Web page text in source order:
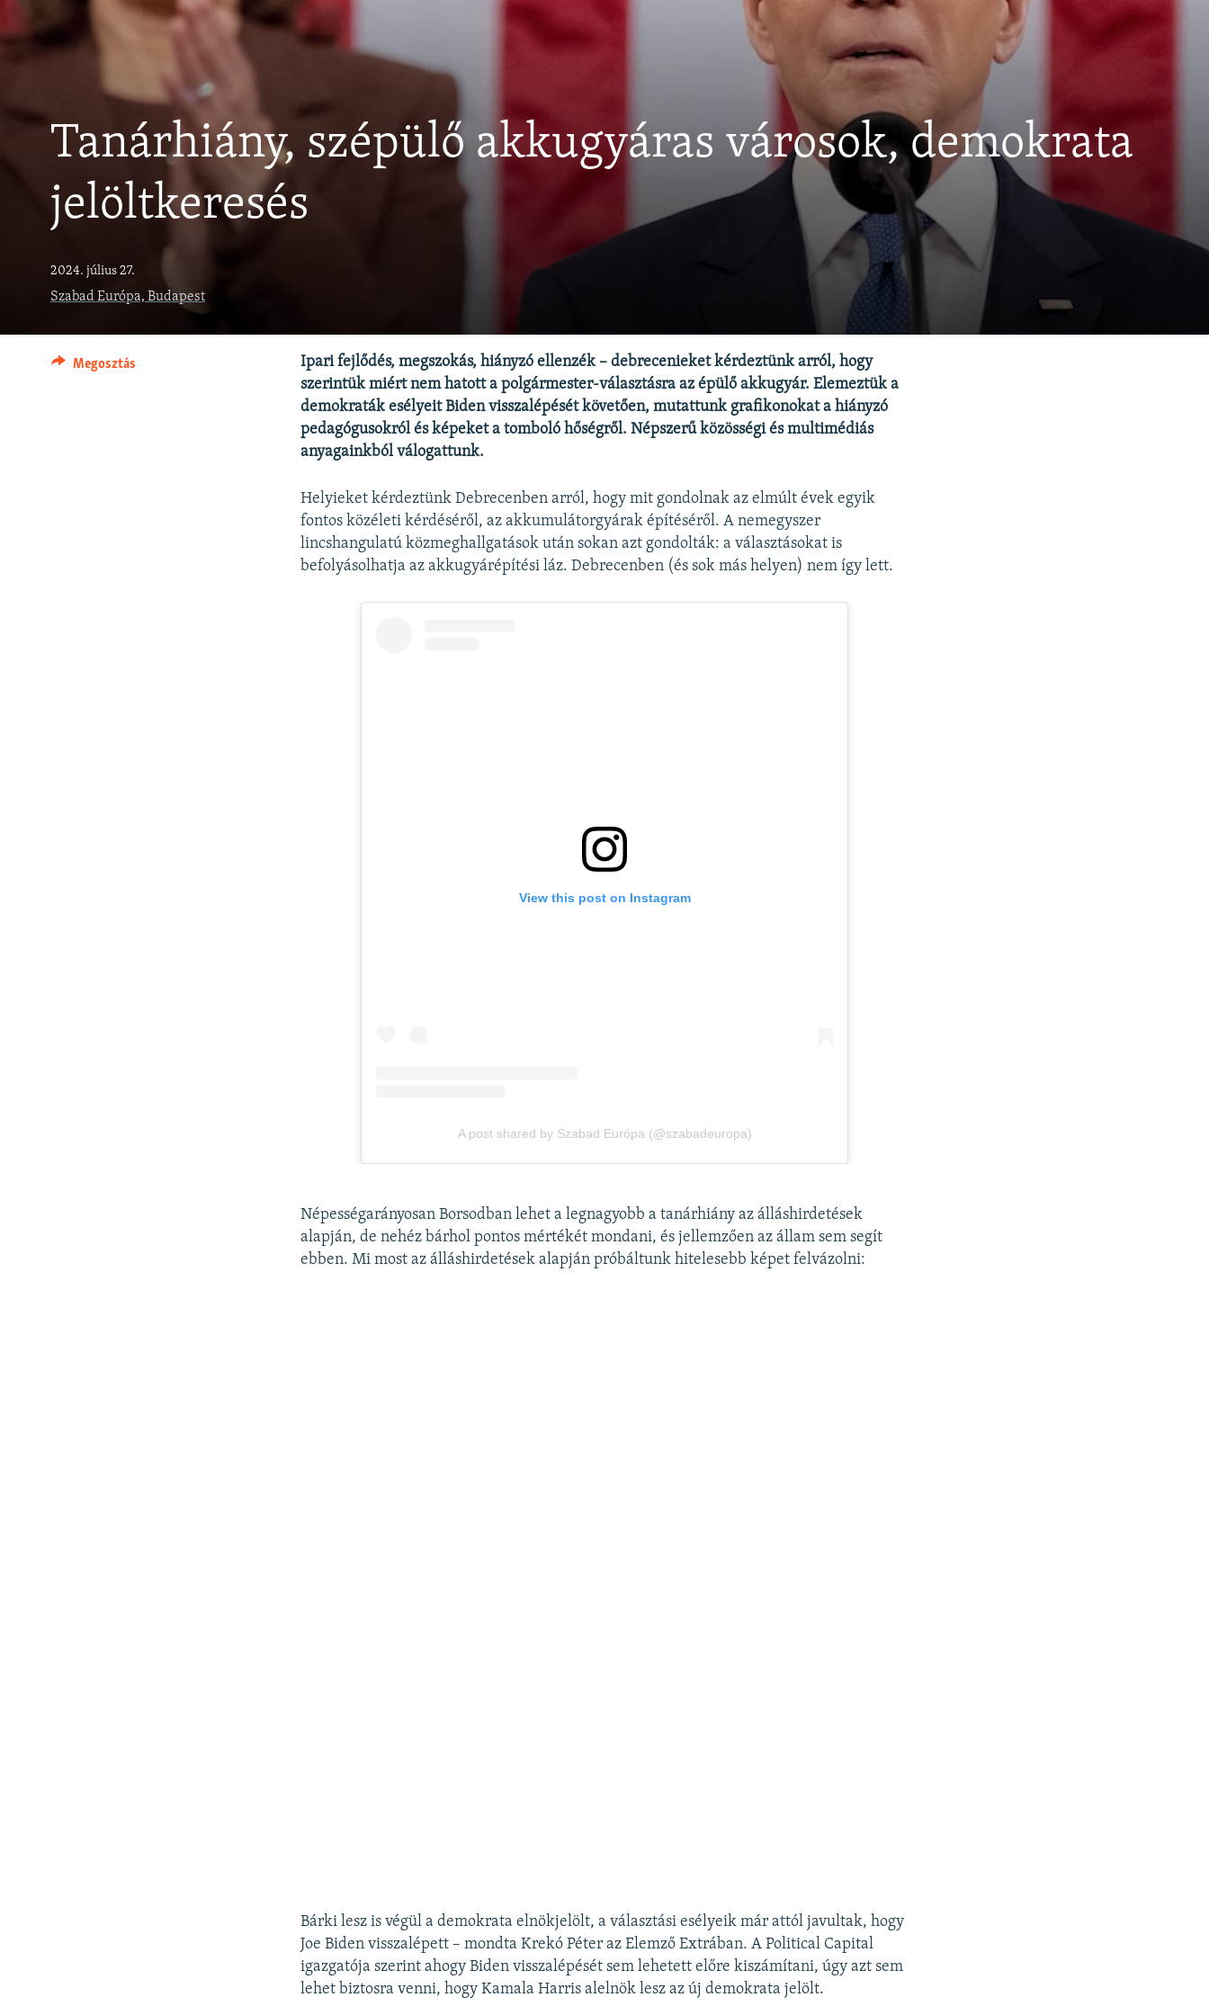
VILÁG
A MÚLT TANULSÁGAI
Tanárhiány, szépülő akkugyáras városok, demokrata
jelöltkeresés
2024. július 27.
Szabad Európa, Budapest
Megosztás
Ipari fejlődés, megszokás, hiányzó ellenzék – debrecenieket kérdeztünk arról, hogy
szerintük miért nem hatott a polgármester-választásra az épülő akkugyár. Elemeztük a
demokraták esélyeit Biden visszalépését követően, mutattunk grafikonokat a hiányzó
pedagógusokról és képeket a tomboló hőségről. Népszerű közösségi és multimédiás
anyagainkból válogattunk.
Helyieket kérdeztünk Debrecenben arról, hogy mit gondolnak az elmúlt évek egyik
fontos közéleti kérdéséről, az akkumulátorgyárak építéséről. A nemegyszer
lincshangulatú közmeghallgatások után sokan azt gondolták: a választásokat is
befolyásolhatja az akkugyárépítési láz. Debrecenben (és sok más helyen) nem így lett.
Népességarányosan Borsodban lehet a legnagyobb a tanárhiány az álláshirdetések
alapján, de nehéz bárhol pontos mértékét mondani, és jellemzően az állam sem segít
ebben. Mi most az álláshirdetések alapján próbáltunk hitelesebb képet felvázolni:
Bárki lesz is végül a demokrata elnökjelölt, a választási esélyeik már attól javultak, hogy
Joe Biden visszalépett – mondta Krekó Péter az Elemző Extrában. A Political Capital
igazgatója szerint ahogy Biden visszalépését sem lehetett előre kiszámítani, úgy azt sem
lehet biztosra venni, hogy Kamala Harris alelnök lesz az új demokrata jelölt.